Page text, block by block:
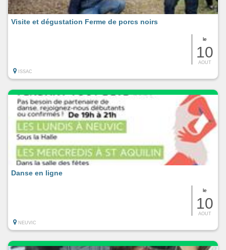
le
10
AOUT
Visite et dégustation Ferme de porcs noirs
ISSAC
le
10
AOUT
Danse en ligne
NEUVIC